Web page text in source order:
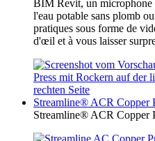
BIM Revit, un microphone
l'eau potable sans plomb
pratiques sous forme de
d'œil et à vous laisser
Streamline® ACR Copper
Streamline® ACR Copper